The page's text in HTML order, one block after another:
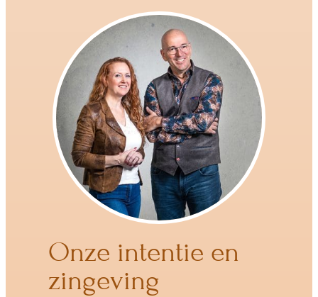
Onze intentie en
zingeving